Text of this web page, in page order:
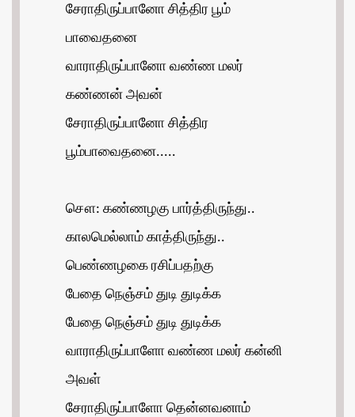
சேராதிருப்பானோ சித்திர பூம்
பாவைதனை
வாராதிருப்பானோ வண்ண மலர்
கண்ணன் அவன்
சேராதிருப்பானோ சித்திர
பூம்பாவைதனை.....
சௌ: கண்ணழகு பார்த்திருந்து..
காலமெல்லாம் காத்திருந்து..
பெண்ணழகை ரசிப்பதற்கு
பேதை நெஞ்சம் துடி துடிக்க
பேதை நெஞ்சம் துடி துடிக்க
வாராதிருப்பாளோ வண்ண மலர் கன்னி
அவள்
சேராதிருப்பாளோ தென்னவனாம்